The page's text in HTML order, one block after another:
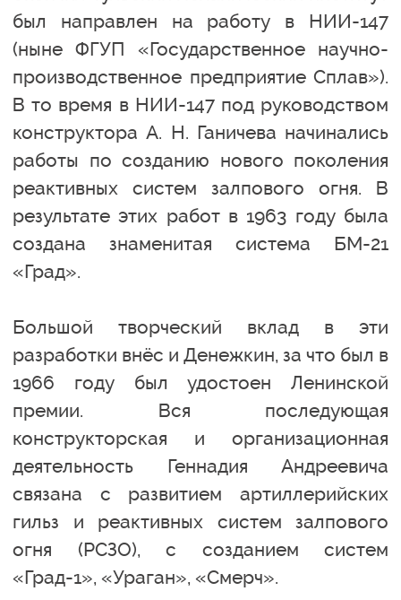
был направлен на работу в НИИ-147
(ныне ФГУП «Государственное научно-
производственное предприятие Сплав»).
В то время в НИИ-147 под руководством
конструктора А. Н. Ганичева начинались
работы по созданию нового поколения
реактивных систем залпового огня. В
результате этих работ в 1963 году была
создана знаменитая система БМ-21
«Град».
Большой творческий вклад в эти
разработки внёс и Денежкин, за что был в
1966 году был удостоен Ленинской
премии. Вся последующая
конструкторская и организационная
деятельность Геннадия Андреевича
связана с развитием артиллерийских
гильз и реактивных систем залпового
огня (РСЗО), с созданием систем
«Град-1», «Ураган», «Смерч».